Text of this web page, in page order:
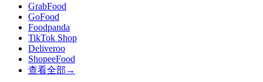
GrabFood
GoFood
Foodpanda
TikTok Shop
Deliveroo
ShopeeFood
查看全部 →